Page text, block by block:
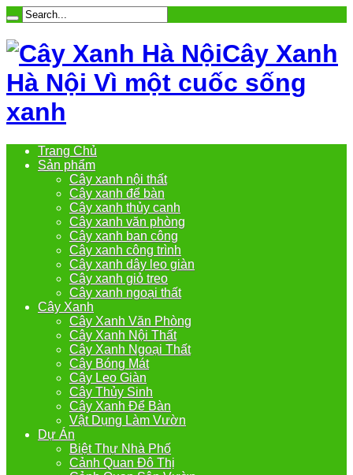
Cây Xanh
Hà Nội Vì một cuốc sống
xanh
Trang Chủ
Sản phẩm
Cây xanh nội thất
Cây xanh để bàn
Cây xanh thủy canh
Cây xanh văn phòng
Cây xanh ban công
Cây xanh công trình
Cây xanh dây leo giàn
Cây xanh giỏ treo
Cây xanh ngoại thất
Cây Xanh
Cây Xanh Văn Phòng
Cây Xanh Nội Thất
Cây Xanh Ngoại Thất
Cây Bóng Mát
Cây Leo Giàn
Cây Thủy Sinh
Cây Xanh Để Bàn
Vật Dụng Làm Vườn
Dự Án
Biệt Thự Nhà Phố
Cảnh Quan Đô Thị